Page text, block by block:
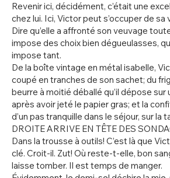
Revenir ici, décidément, c’était une
chez lui. Ici, Victor peut s’occuper de sa
Dire qu’elle a affronté son veuvage
impose des choix bien dégueulasses,
impose tant.
De la boîte vintage en métal isabelle,
coupé en tranches de son sachet; du
beurre à moitié déballé qu’il dépose
après avoir jeté le papier gras; et la
d’un pas tranquille dans le séjour, sur la
DROITE ARRIVE EN TÊTE DES
Dans la trousse à outils! C’est là que
clé. Croit-il. Zut! Où reste-t-elle, bon
laisse tomber. Il est temps de manger.